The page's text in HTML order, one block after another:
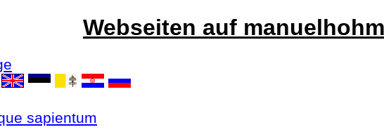
Webseiten auf
sapientum